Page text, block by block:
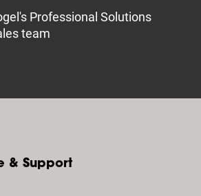
Professional Solutions
team
& Support